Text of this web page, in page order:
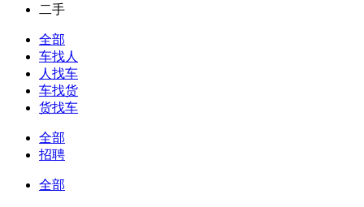
二手
全部
车找人
人找车
车找货
货找车
全部
招聘
全部